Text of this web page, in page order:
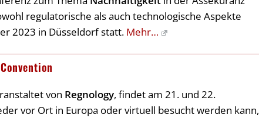
regulatorische als auch technologische Aspekte
2023 in Düsseldorf statt. Mehr…
von Regnology, findet am 21. und 22.
vor Ort in Europa oder virtuell besucht werden kann,